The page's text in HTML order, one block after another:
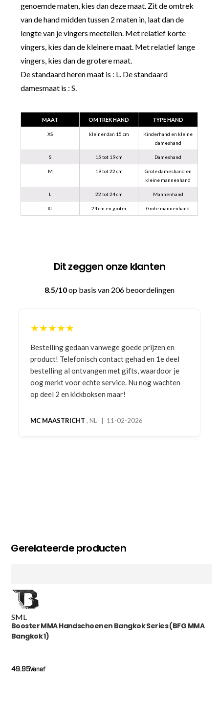
genoemde maten, kies dan deze maat. Zit de omtrek
van de hand midden tussen 2 maten in, laat dan de
lengte van je vingers meetellen. Met relatief korte
vingers, kies dan de kleinere maat. Met relatief lange
vingers, kies dan de grotere maat.
De standaard heren maat is : L. De standaard
damesmaat is : S.
MAAT OMTREK HAND TYPE HAND
XS kleiner dan 15 cm
Kinderhand en kleine
dameshand
S 15 tot 19 cm Dameshand
M 19 tot 22 cm
Grote dameshand en
kleine mannenhand
L 22 tot 24 cm Mannenhand
XL 24 cm en groter Grote mannenhand
Dit zeggen onze klanten
8.5/10op basis van 206 beoordelingen
★★★★★
Bestelling gedaan vanwege goede prijzen en
product! Telefonisch contact gehad en 1e deel
bestelling al ontvangen met gifts, waardoor je
oog merkt voor echte service. Nu nog wachten
op deel 2 en kickboksen maar!
MC MAASTRICHT , NL | 11-02-2026
Gerelateerde producten
SML
Booster MMA Handschoenen Bangkok Series (BFG MMA
Bangkok 1)
Vanaf
49.95